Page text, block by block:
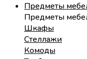
Предметы
Предметы
Шкафы
Стеллажи
Комоды